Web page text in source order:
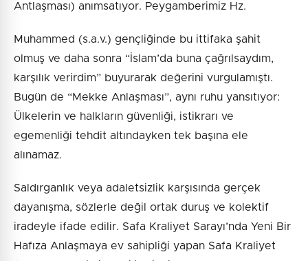
Antlaşması) anımsatıyor. Peygamberimiz Hz.
Muhammed (s.a.v.) gençliğinde bu ittifaka şahit
olmuş ve daha sonra “İslam’da buna çağrılsaydım,
karşılık verirdim” buyurarak değerini vurgulamıştı.
Bugün de “Mekke Anlaşması”, aynı ruhu yansıtıyor:
Ülkelerin ve halkların güvenliği, istikrarı ve
egemenliği tehdit altındayken tek başına ele
alınamaz.
Saldırganlık veya adaletsizlik karşısında gerçek
dayanışma, sözlerle değil ortak duruş ve kolektif
iradeyle ifade edilir. Safa Kraliyet Sarayı’nda Yeni Bir
Hafıza Anlaşmaya ev sahipliği yapan Safa Kraliyet